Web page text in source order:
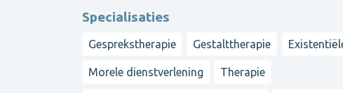
Specialisaties
Gesprekstherapie Gestalttherapie
Morele dienstverlening Therapie